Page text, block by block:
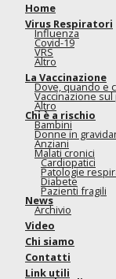
Home
Virus Respiratori
Influenza
Covid-19
VRS
Altro
La Vaccinazione
Dove, quando e
Vaccinazione
Altro
Chi è a rischio
Bambini
Donne in
Anziani
Malati cronici
Cardiopatici
Patologie
Diabete
Pazienti fragili
News
Archivio
Video
Chi siamo
Contatti
Link utili